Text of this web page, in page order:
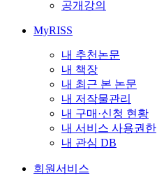
공개강의
MyRISS
내 추천논문
내 책장
내 최근 본 논문
내 저작물관리
내 구매·신청 현황
내 서비스 사용권한
내 관심 DB
회원서비스